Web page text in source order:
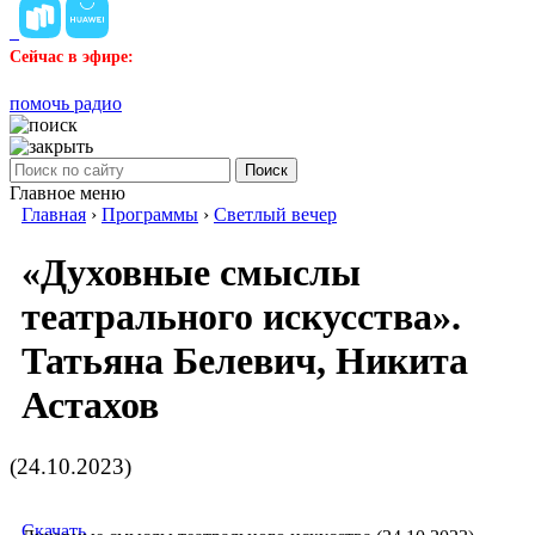
Сейчас в эфире:
помочь радио
Поиск
Главное меню
Главная › Программы › Светлый вечер
«Духовные смыслы
театрального искусства».
Татьяна Белевич, Никита
Астахов
(24.10.2023)
Скачать